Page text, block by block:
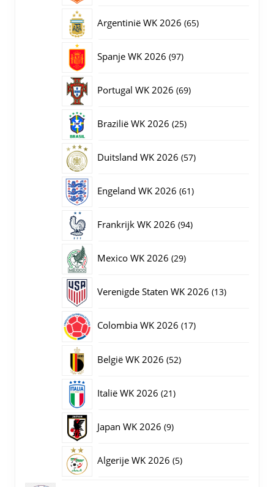
Argentinië WK 2026 6565
Spanje WK 2026 9797
Portugal WK 2026 6969
Brazilië WK 2026 2525
Duitsland WK 2026 5757
Engeland WK 2026 6161
Frankrijk WK 2026 9494
Mexico WK 2026 2929
Verenigde Staten WK 2026 1313
Colombia WK 2026 1717
België WK 2026 5252
Italië WK 2026 2121
Japan WK 2026 99
Algerije WK 2026 55